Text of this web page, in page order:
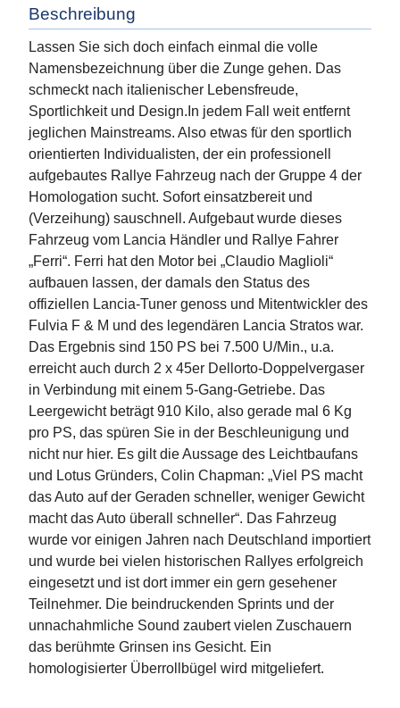
Beschreibung
Lassen Sie sich doch einfach einmal die volle
Namensbezeichnung über die Zunge gehen. Das
schmeckt nach italienischer Lebensfreude,
Sportlichkeit und Design.In jedem Fall weit entfernt
jeglichen Mainstreams. Also etwas für den sportlich
orientierten Individualisten, der ein professionell
aufgebautes Rallye Fahrzeug nach der Gruppe 4 der
Homologation sucht. Sofort einsatzbereit und
(Verzeihung) sauschnell. Aufgebaut wurde dieses
Fahrzeug vom Lancia Händler und Rallye Fahrer
„Ferri“. Ferri hat den Motor bei „Claudio Maglioli“
aufbauen lassen, der damals den Status des
offiziellen Lancia-Tuner genoss und Mitentwickler des
Fulvia F & M und des legendären Lancia Stratos war.
Das Ergebnis sind 150 PS bei 7.500 U/Min., u.a.
erreicht auch durch 2 x 45er Dellorto-Doppelvergaser
in Verbindung mit einem 5-Gang-Getriebe. Das
Leergewicht beträgt 910 Kilo, also gerade mal 6 Kg
pro PS, das spüren Sie in der Beschleunigung und
nicht nur hier. Es gilt die Aussage des Leichtbaufans
und Lotus Gründers, Colin Chapman: „Viel PS macht
das Auto auf der Geraden schneller, weniger Gewicht
macht das Auto überall schneller“. Das Fahrzeug
wurde vor einigen Jahren nach Deutschland importiert
und wurde bei vielen historischen Rallyes erfolgreich
eingesetzt und ist dort immer ein gern gesehener
Teilnehmer. Die beindruckenden Sprints und der
unnachahmliche Sound zaubert vielen Zuschauern
das berühmte Grinsen ins Gesicht. Ein
homologisierter Überrollbügel wird mitgeliefert.